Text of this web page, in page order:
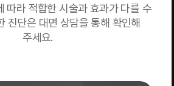
따라 적합한 시술과 효과가 다를 수
진단은 대면 상담을 통해 확인해
주세요.